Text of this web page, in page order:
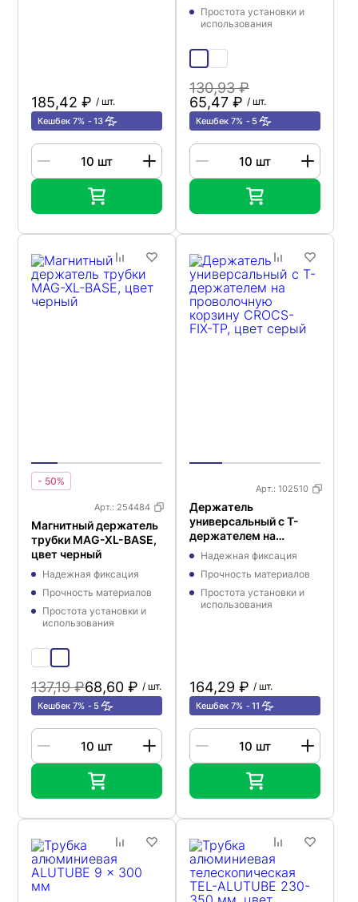
185,42 ₽ / шт.
Кешбек 7% 13
Простота установки и
использования
130,93 ₽
65,47 ₽ / шт.
Кешбек 7% 5
- 50%
Арт.: 254484
Магнитный держатель
трубки MAG-XL-BASE,
цвет черный
Надежная фиксация
Прочность материалов
Простота установки и
использования
137,19 ₽68,60 ₽ / шт.
Кешбек 7% 5
Арт.: 102510
Держатель
универсальный с Т-
держателем на
проволочную корзину
CROCS- FIX-TP, цвет
серый
Надежная фиксация
Прочность материалов
Простота установки и
использования
164,29 ₽ / шт.
Кешбек 7% 11